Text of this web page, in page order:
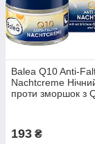
Balea Q10 Anti-
Nachtcreme
проти зморшок з
193 ₴